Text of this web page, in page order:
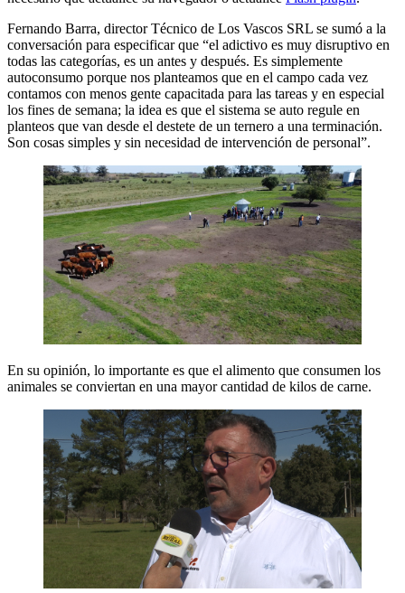
Fernando Barra, director Técnico de Los Vascos SRL se sumó a la
conversación para especificar que “el adictivo es muy disruptivo en
todas las categorías, es un antes y después. Es simplemente
autoconsumo porque nos planteamos que en el campo cada vez
contamos con menos gente capacitada para las tareas y en especial
los fines de semana; la idea es que el sistema se auto regule en
planteos que van desde el destete de un ternero a una terminación.
Son cosas simples y sin necesidad de intervención de personal”.
En su opinión, lo importante es que el alimento que consumen los
animales se conviertan en una mayor cantidad de kilos de carne.